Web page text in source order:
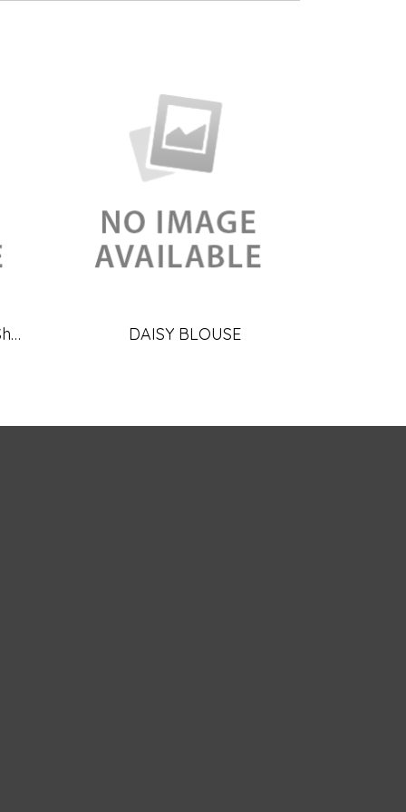
See-through Loose Fit Sheer Blouse DAISY BLOUSE